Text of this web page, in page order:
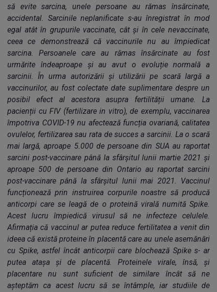
să evite sarcina, unele persoane au rămas însărcinate,
accidental. Sarcinile neplanificate s-au înregistrat în mod
egal atât în grupurile vaccinate, cât și în cele nevaccinate,
ceea ce demonstrează că vaccinurile nu au împiedicat
sarcina. Persoanele care au rămas însărcinate au fost
urmărite îndeaproape și au avut o evoluție normală a
sarcinii. În urma autorizării și utilizării pe scară largă a
vaccinurilor, au fost colectate date suplimentare despre un
posibil efect al acestora asupra fertilității umane. La
pacienții cu FIV (fertilizare in vitro), de exemplu, vaccinarea
împotriva COVID-19 nu afectează funcția ovariană, calitatea
ovulelor, fertilizarea sau rata de succes a sarcinii. La o scară
mai largă, aproape 5.000 de persoane din SUA au raportat
sarcini post-vaccinare până la sfârșitul lunii martie 2021 și
aproape 500 de persoane din Ontario au raportat sarcini
post-vaccinare până la sfârșitul lunii mai 2021. Vaccinul
funcționează prin instruirea corpurile noastre să producă
anticorpi care se leagă de o proteină virală numită Spike.
Acest lucru împiedică virusul să ne infecteze celulele.
Afirmația că vaccinul ar putea reduce fertilitatea a venit din
ideea că există proteine în placentă care au unele asemănări
cu Spike, astfel încât anticorpii care blochează Spike s- ar
putea atașa și de placentă. Proteinele virale, însă, și
placentare nu sunt suficient de similare încât să ne
așteptăm ca acest lucru să se întâmple, iar studiile de